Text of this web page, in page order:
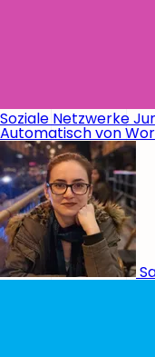
Soziale Netzwerke
Automatisch von